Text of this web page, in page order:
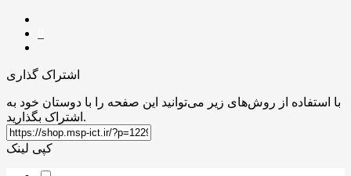
اشتراک گذاری
با استفاده از روش‌های زیر می‌توانید این صفحه را با دوستان خود به
اشتراک بگذارید.
کپی لینک